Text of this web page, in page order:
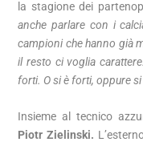
la stagione dei
anche parlare con i
campioni che hanno già
il resto ci voglia
forti. O si è forti, oppure
Insieme al tecnico
Piotr Zielinski.